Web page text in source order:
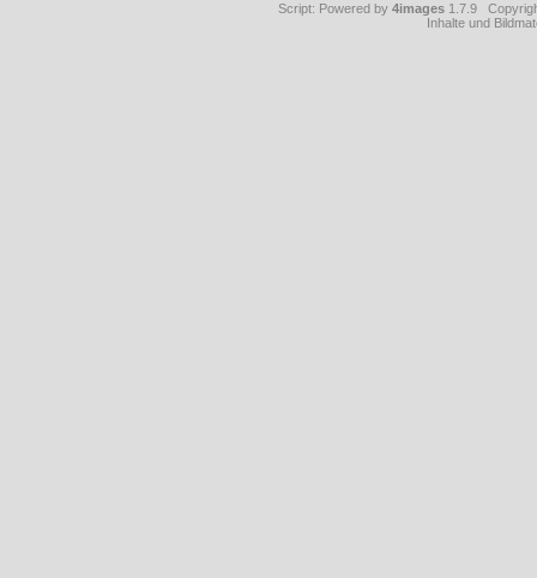
Script: Powered by 4images 1.7.9
Inhalte und